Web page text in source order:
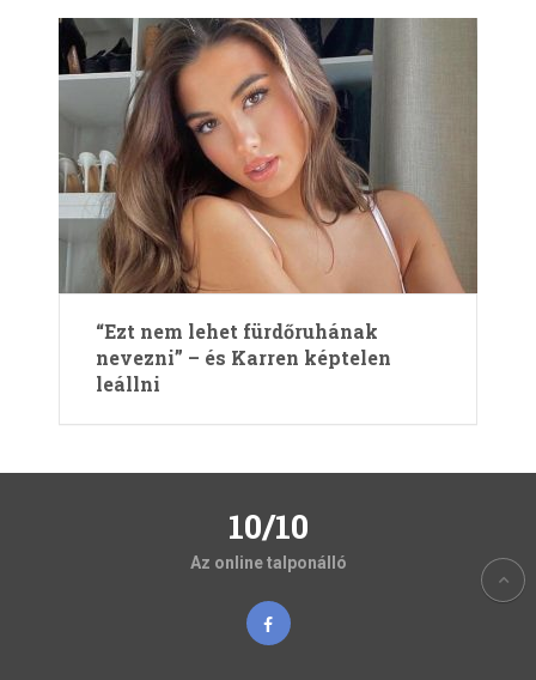
“Ezt nem lehet fürdőruhának
nevezni” – és Karren képtelen
leállni
10/10
Az online talponálló